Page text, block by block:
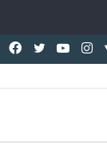
Twitter
Facebook